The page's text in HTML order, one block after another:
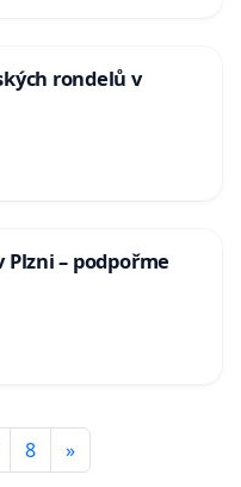
rondelů v
– podpořme
8 »